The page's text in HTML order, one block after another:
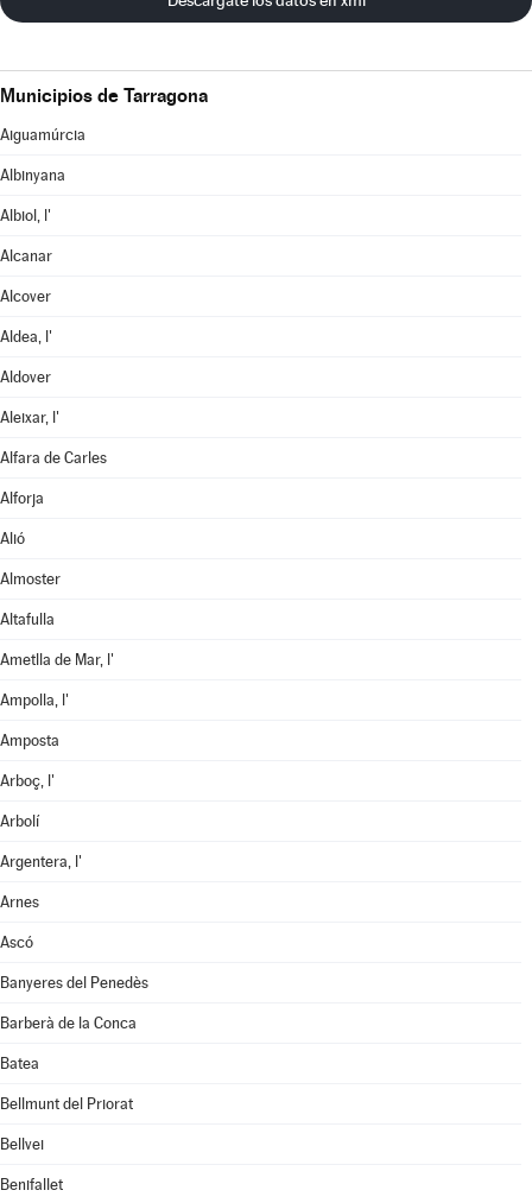
Municipios de Tarragona
Aiguamúrcia
Albinyana
Albiol, l'
Alcanar
Alcover
Aldea, l'
Aldover
Aleixar, l'
Alfara de Carles
Alforja
Alió
Almoster
Altafulla
Ametlla de Mar, l'
Ampolla, l'
Amposta
Arboç, l'
Arbolí
Argentera, l'
Arnes
Ascó
Banyeres del Penedès
Barberà de la Conca
Batea
Bellmunt del Priorat
Bellvei
Benifallet